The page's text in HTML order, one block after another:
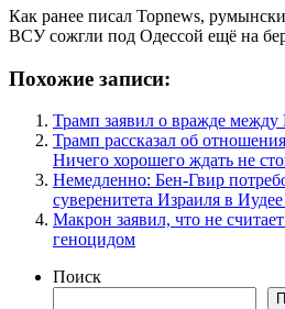
Как ранее писал Topnews,
ВСУ сожгли под Одессой ещё на
Похожие записи:
Трамп заявил о вражде
Трамп рассказал об
Ничего хорошего ждать не
Немедленно: Бен-Гвир
суверенитета Израиля в
Макрон заявил, что не
геноцидом
Поиск